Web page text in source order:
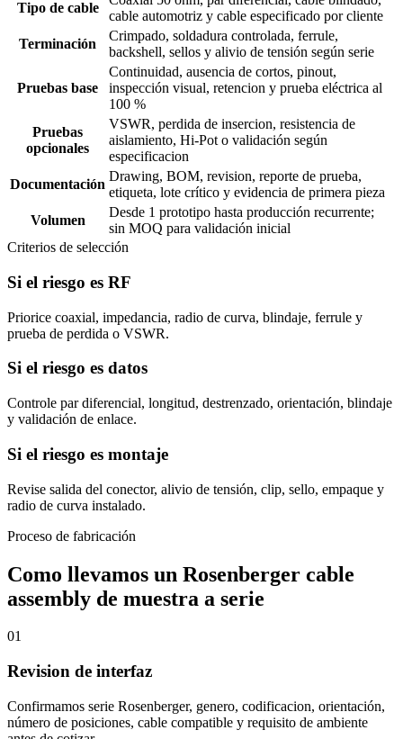
Tipo de cable
cable automotriz y cable especificado por cliente
Terminación
Crimpado, soldadura controlada, ferrule,
backshell, sellos y alivio de tensión según serie
Pruebas base
Continuidad, ausencia de cortos, pinout,
inspección visual, retencion y prueba eléctrica al
100 %
Pruebas
opcionales
VSWR, perdida de insercion, resistencia de
aislamiento, Hi-Pot o validación según
especificacion
Documentación
Drawing, BOM, revision, reporte de prueba,
etiqueta, lote crítico y evidencia de primera pieza
Volumen
Desde 1 prototipo hasta producción recurrente;
sin MOQ para validación inicial
Criterios de selección
Si el riesgo es RF
Priorice coaxial, impedancia, radio de curva, blindaje, ferrule y
prueba de perdida o VSWR.
Si el riesgo es datos
Controle par diferencial, longitud, destrenzado, orientación, blindaje
y validación de enlace.
Si el riesgo es montaje
Revise salida del conector, alivio de tensión, clip, sello, empaque y
radio de curva instalado.
Proceso de fabricación
Como llevamos un Rosenberger cable
assembly de muestra a serie
01
Revision de interfaz
Confirmamos serie Rosenberger, genero, codificacion, orientación,
número de posiciones, cable compatible y requisito de ambiente